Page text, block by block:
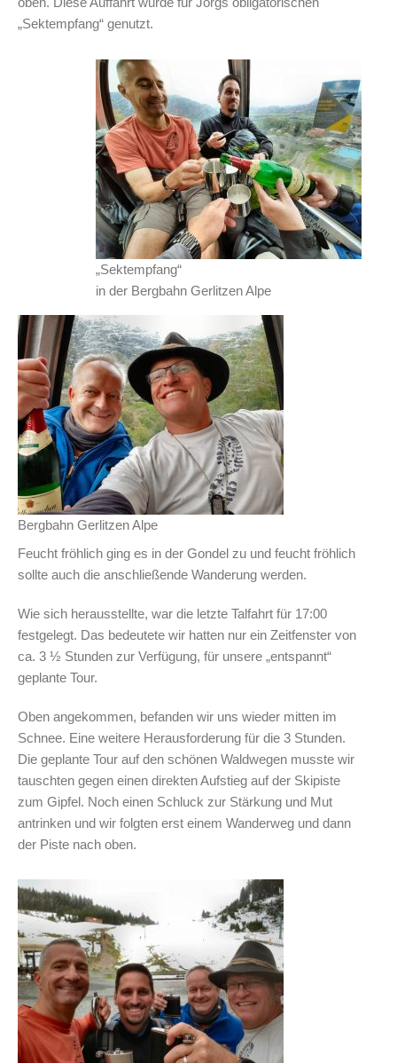
„Sektempfang“ genutzt.
„Sektempfang“
in der Bergbahn Gerlitzen Alpe
Bergbahn Gerlitzen Alpe
Feucht fröhlich ging es in der Gondel zu und feucht fröhlich
sollte auch die anschließende Wanderung werden.
Wie sich herausstellte, war die letzte Talfahrt für 17:00
festgelegt. Das bedeutete wir hatten nur ein Zeitfenster von
ca. 3 ½ Stunden zur Verfügung, für unsere „entspannt“
geplante Tour.
Oben angekommen, befanden wir uns wieder mitten im
Schnee. Eine weitere Herausforderung für die 3 Stunden.
Die geplante Tour auf den schönen Waldwegen musste wir
tauschten gegen einen direkten Aufstieg auf der Skipiste
zum Gipfel. Noch einen Schluck zur Stärkung und Mut
antrinken und wir folgten erst einem Wanderweg und dann
der Piste nach oben.